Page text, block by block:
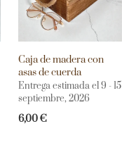
Caja de madera con
asas de cuerda
Entrega estimada el 9 - 15
septiembre, 2026
6,00€